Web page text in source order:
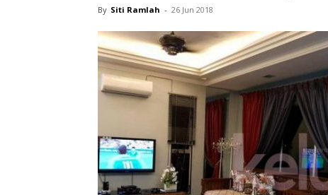
By Siti Ramlah - 26 Jun 2018